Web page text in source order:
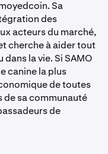
Sa
des
acteurs du marché,
cherche à aider tout
la vie. Si SAMO
canine la plus
de toutes
de sa communauté
de